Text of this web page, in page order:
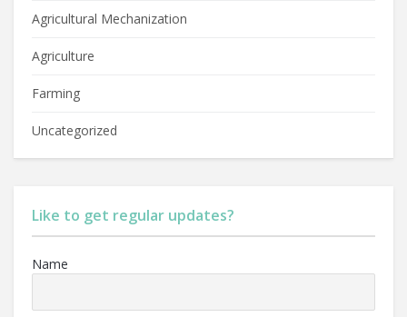
Agricultural Mechanization
Agriculture
Farming
Uncategorized
Like to get regular updates?
Name